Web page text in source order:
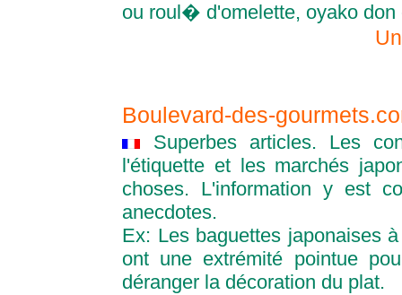
ou roul� d'omelette, oyako don
Boulevard-des-
Superbes articles. Les
l'étiquette et les marchés
choses. L'information y est
anecdotes.
Ex: Les baguettes japonaises
ont une extrémité pointue
déranger la décoration du plat.